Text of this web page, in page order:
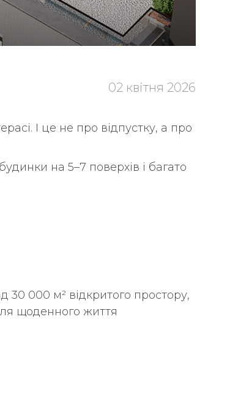
02 квітня 2026
І це не про відпустку, а про
на 5–7 поверхів і багато
30 000 м² відкритого простору,
щоденного життя